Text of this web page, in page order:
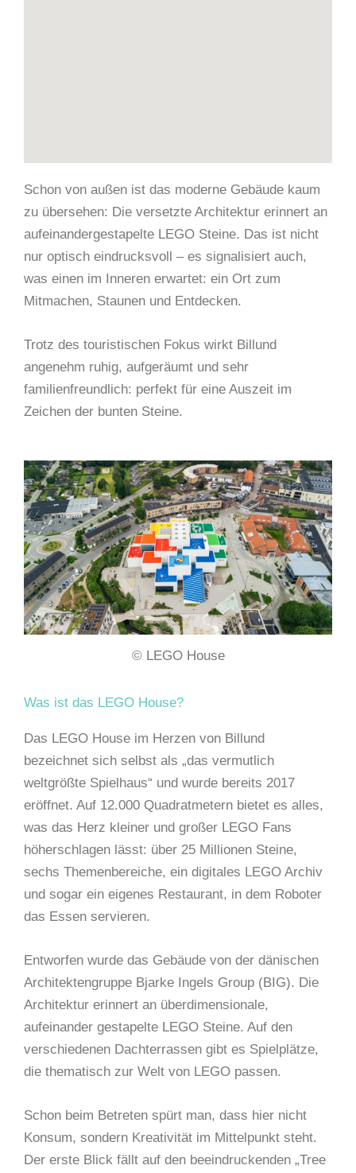
Schon von außen ist das moderne Gebäude kaum
zu übersehen: Die versetzte Architektur erinnert an
aufeinandergestapelte LEGO Steine. Das ist nicht
nur optisch eindrucksvoll – es signalisiert auch,
was einen im Inneren erwartet: ein Ort zum
Mitmachen, Staunen und Entdecken.
Trotz des touristischen Fokus wirkt Billund
angenehm ruhig, aufgeräumt und sehr
familienfreundlich: perfekt für eine Auszeit im
Zeichen der bunten Steine.
© LEGO House
Was ist das LEGO House?
Das LEGO House im Herzen von Billund
bezeichnet sich selbst als „das vermutlich
weltgrößte Spielhaus“ und wurde bereits 2017
eröffnet. Auf 12.000 Quadratmetern bietet es alles,
was das Herz kleiner und großer LEGO Fans
höherschlagen lässt: über 25 Millionen Steine,
sechs Themenbereiche, ein digitales LEGO Archiv
und sogar ein eigenes Restaurant, in dem Roboter
das Essen servieren.
Entworfen wurde das Gebäude von der dänischen
Architektengruppe Bjarke Ingels Group (BIG). Die
Architektur erinnert an überdimensionale,
aufeinander gestapelte LEGO Steine. Auf den
verschiedenen Dachterrassen gibt es Spielplätze,
die thematisch zur Welt von LEGO passen.
Schon beim Betreten spürt man, dass hier nicht
Konsum, sondern Kreativität im Mittelpunkt steht.
Der erste Blick fällt auf den beeindruckenden „Tree